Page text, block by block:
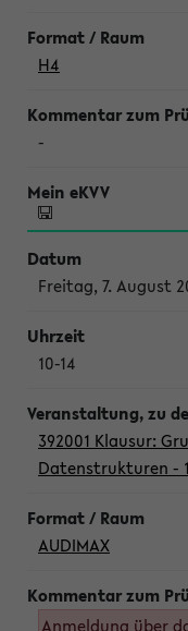
H4
-
Freitag, 7. August
10-14
392001 Klausur:
Datenstrukturen -
AUDIMAX
Anmeldung über